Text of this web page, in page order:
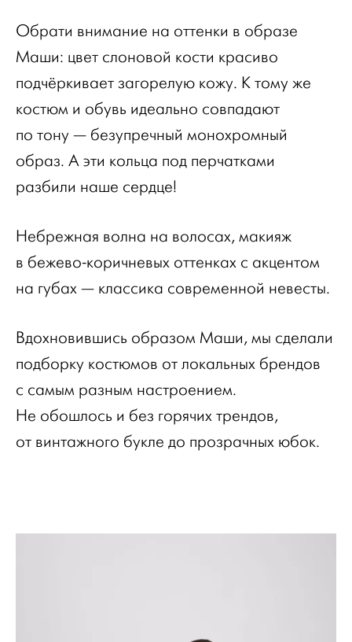
Обрати внимание на оттенки в образе
Маши: цвет слоновой кости красиво
подчёркивает загорелую кожу. К тому же
костюм и обувь идеально совпадают
по тону — безупречный монохромный
образ. А эти кольца под перчатками
разбили наше сердце!
Небрежная волна на волосах, макияж
в бежево-коричневых оттенках с акцентом
на губах — классика современной невесты.
Вдохновившись образом Маши, мы сделали
подборку костюмов от локальных брендов
с самым разным настроением.
Не обошлось и без горячих трендов,
от винтажного букле до прозрачных юбок.